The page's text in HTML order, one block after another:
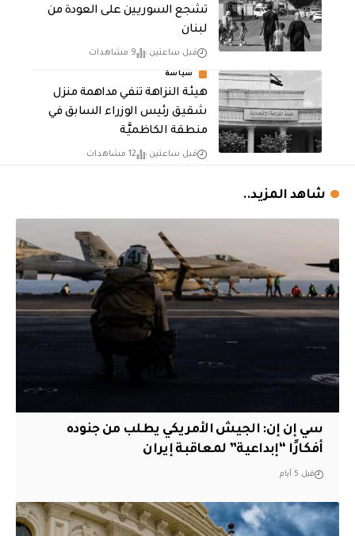
تشجع السوريين على العودة من
لبنان
قبل ساعتين 9 مشاهدات
سياسة
هيئة النزاهة تنفي مداهمة منزل
شقيق رئيس الوزراء السابق في
منطقة الكاظميَّة
قبل ساعتين 12 مشاهدات
شاهد المزيد..
سي إن إن: الجيش الأمريكي يطلب من جنوده
أفكارًا “إبداعية” لمعاقبة إيران
قبل 5 أيام